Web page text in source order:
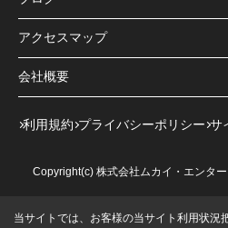
アクセスマップ
会社概要
利用規約 プライバシーポリシー サ
Copyright(c) 株式会社ムカイ・エンタ
当サイトでは、お客様の当サイト利用状況